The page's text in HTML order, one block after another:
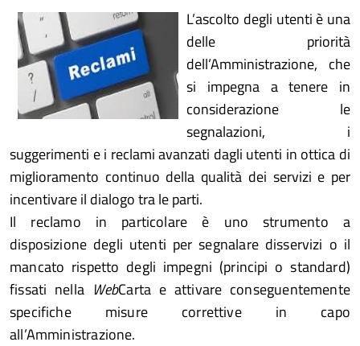
Twitter
su
Facebook
Condividi
su
Whatsapp
L’ascolto degli utenti è una
delle priorità
dell’Amministrazione, che
si impegna a tenere in
considerazione le
segnalazioni, i
suggerimenti e i reclami avanzati dagli utenti in ottica di
miglioramento continuo della qualità dei servizi e per
incentivare il dialogo tra le parti.
Il reclamo in particolare è uno strumento a
disposizione degli utenti per segnalare disservizi o il
mancato rispetto degli impegni (principi o standard)
fissati nella WebCarta e attivare conseguentemente
specifiche misure correttive in capo
all’Amministrazione.